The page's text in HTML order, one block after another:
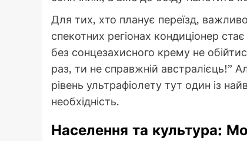
Для тих, хто планує переїзд,
спекотних регіонах кондиціонер
без сонцезахисного крему не
раз, ти не справжній австралієць!”
рівень ультрафіолету тут один із
необхідність.
Населення та культура: